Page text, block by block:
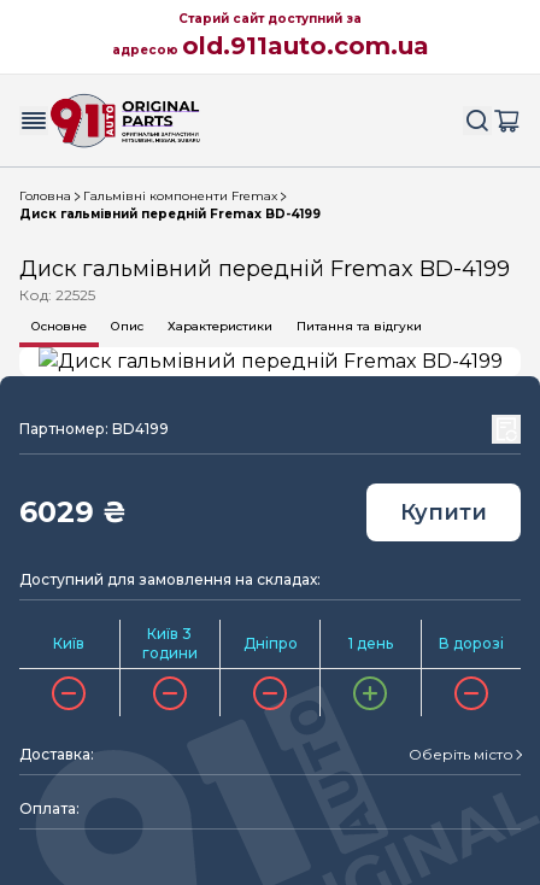
Старий сайт доступний за
адресою old.911auto.com.ua
Головна
Гальмівні компоненти Fremax
Диск гальмівний передній Fremax BD-4199
Диск гальмівний передній Fremax BD-4199
Код: 22525
Основне Опис Характеристики Питання та відгуки
Партномер: BD4199
6029 ₴ Купити
Доступний для замовлення на складах:
Київ
Київ 3
години
Дніпро 1 день В дорозі
Доставка: Оберіть місто
Оплата: